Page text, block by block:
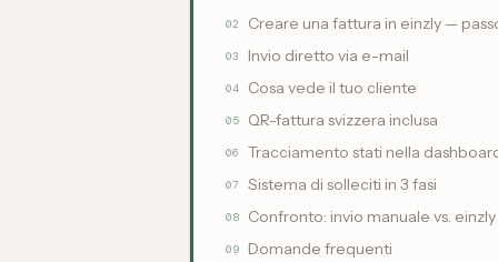
02 Creare una fattura in einzly —
03 Invio diretto via e-mail
04 Cosa vede il tuo cliente
05 QR-fattura svizzera inclusa
06 Tracciamento stati nella
07 Sistema di solleciti in 3 fasi
08 Confronto: invio manuale vs. einzly
09 Domande frequenti